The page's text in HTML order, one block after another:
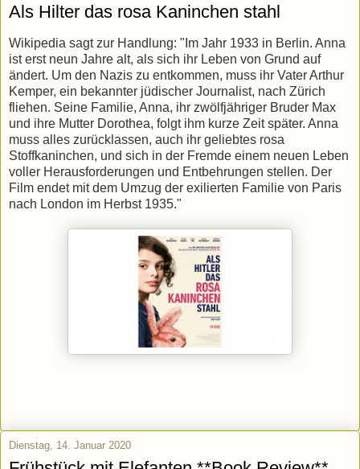
Als Hilter das rosa Kaninchen stahl
Wikipedia sagt zur Handlung: "Im Jahr 1933 in Berlin. Anna
ist erst neun Jahre alt, als sich ihr Leben von Grund auf
ändert. Um den Nazis zu entkommen, muss ihr Vater Arthur
Kemper, ein bekannter jüdischer Journalist, nach Zürich
fliehen. Seine Familie, Anna, ihr zwölfjähriger Bruder Max
und ihre Mutter Dorothea, folgt ihm kurze Zeit später. Anna
muss alles zurücklassen, auch ihr geliebtes rosa
Stoffkaninchen, und sich in der Fremde einem neuen Leben
voller Herausforderungen und Entbehrungen stellen. Der
Film endet mit dem Umzug der exilierten Familie von Paris
nach London im Herbst 1935."
Dienstag, 14. Januar 2020